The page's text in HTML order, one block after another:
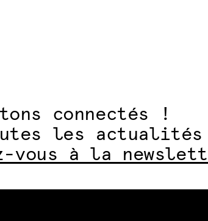
connectés !
les actualités
vous à la